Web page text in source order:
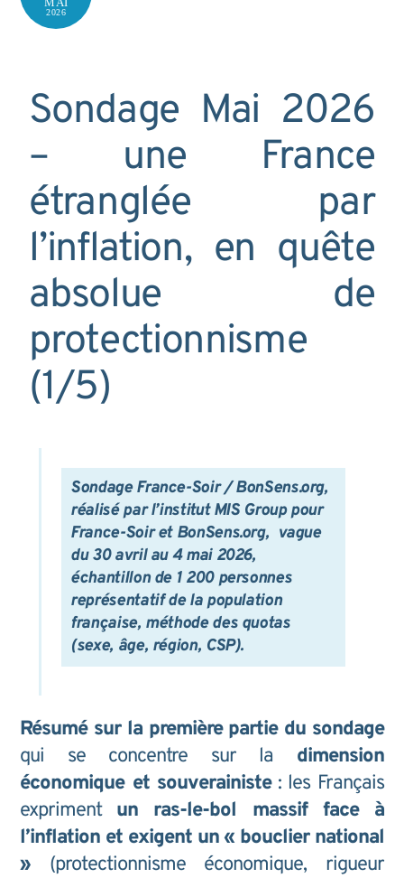
2026
Sondage Mai 2026
– une France
étranglée par
l’inflation, en quête
absolue de
protectionnisme
(1/5)
Sondage France-Soir / BonSens.org,
réalisé par l’institut MIS Group pour
France-Soir et BonSens.org, vague
du 30 avril au 4 mai 2026,
échantillon de 1 200 personnes
représentatif de la population
française, méthode des quotas
(sexe, âge, région, CSP).
Résumé sur la première partie du sondage
qui se concentre sur la dimension
économique et souverainiste: les Français
expriment un ras-le-bol massif face à
l’inflation et exigent un « bouclier national
» (protectionnisme économique, rigueur